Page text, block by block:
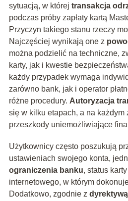
sytuacją, w której transakcja
podczas próby zapłaty kartą
Przyczyn takiego stanu rzeczy
Najczęściej wynikają one z
można podzielić na techniczne,
karty, jak i kwestie
każdy przypadek wymaga
zarówno bank, jak i operator
różne procedury. Autoryzacja
się w kilku etapach, a na każdym
przeszkody uniemożliwiające
Użytkownicy często poszukują
ustawieniach swojego konta,
ograniczenia banku, status
internetowego, w którym
Dodatkowo, zgodnie z